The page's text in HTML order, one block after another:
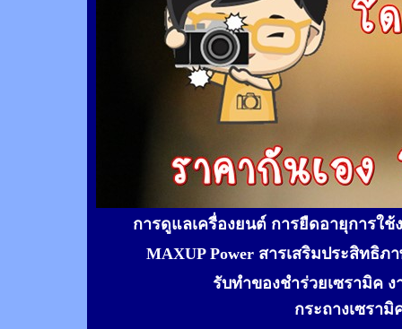
การดูแลเครื่องยนต์ การยืดอายุการใ
MAXUP Power สารเสริมประสิทธิ
รับทำของชำร่วยเซรามิค
กระถางเซรา